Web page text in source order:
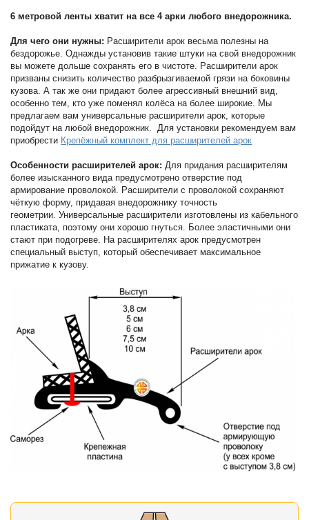
6 метровой ленты хватит на все 4 арки любого внедорожника.
Для чего они нужны: Расширители арок весьма полезны на
бездорожье. Однажды установив такие штуки на свой внедорожник
вы можете дольше сохранять его в чистоте. Расширители арок
призваны снизить количество разбрызгиваемой грязи на боковины
кузова. А так же они придают более агрессивный внешний вид,
особенно тем, кто уже поменял колёса на более широкие. Мы
предлагаем вам универсальные расширители арок, которые
подойдут на любой внедорожник. Для установки рекомендуем вам
приобрести Крепёжный комплект для расширителей арок
Особенности расширителей арок:Для придания расширителям
более изысканного вида предусмотрено отверстие под
армирование проволокой. Расширители с проволокой сохраняют
чёткую форму, придавая внедорожнику точность
геометрии. Универсальные расширители изготовлены из кабельного
пластиката, поэтому они хорошо гнуться. Более эластичными они
стают при подогреве. На расширителях арок предусмотрен
специальный выступ, который обеспечивает максимальное
прижатие к кузову.